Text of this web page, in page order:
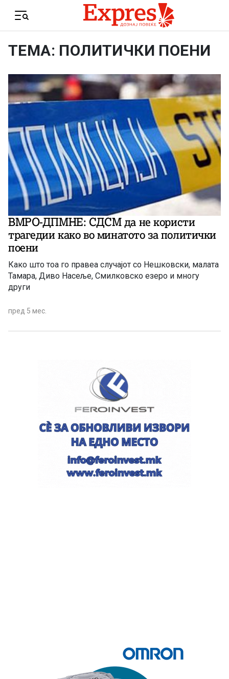
Menu
ТЕМА: ПОЛИТИЧКИ ПОЕНИ
ВМРО-ДПМНЕ: СДСМ да не користи
трагедии како во минатото за политички
поени
Како што тоа го правеа случајот со Нешковски, малата
Тамара, Диво Насеље, Смилковско езеро и многу
други
пред 5 мес.